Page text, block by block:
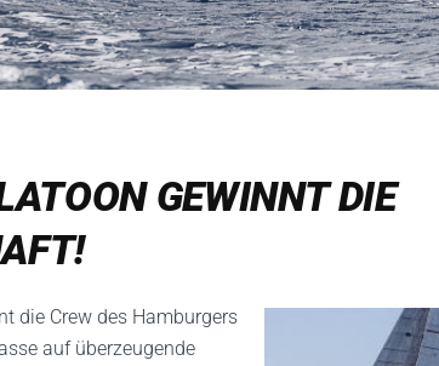
GEWINNT DIE
die Crew des Hamburgers
auf überzeugende